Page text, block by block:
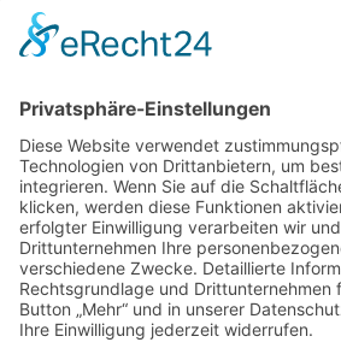
Datenschutzerklärung
© VTL
Ausführende Werbeagentur; Webseite,
Programmierung und